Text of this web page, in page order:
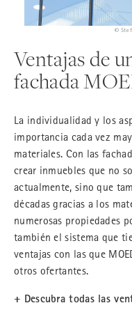
©
Ventajas de
fachada
La individualidad y los
importancia cada vez
materiales. Con las
crear inmuebles que no
actualmente, sino que
décadas gracias a los
numerosas propiedades
también el sistema que
ventajas con las que
otros ofertantes.
+ Descubra todas las